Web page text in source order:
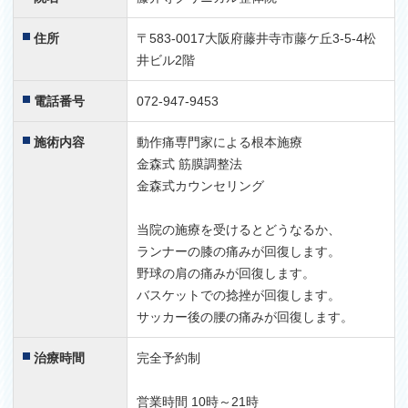
藁をもすがる思いで治療してもらうと、あれよあれよと動
きがよくなっていきました。
ソフトボールも続けていいと言われ安心しました。
ことを任せれました。
これからも世話になろうと思います。
2016.04.16
住所
〒583-0017大阪府藤井寺市藤ケ丘3-5-4松
井ビル2階
電話番号 072-947-9453
施術内容
動作痛専門家による根本施療
金森式 筋膜調整法
金森式カウンセリング
当院の施療を受けるとどうなるか、
ランナーの膝の痛みが回復します。
野球の肩の痛みが回復します。
バスケットでの捻挫が回復します。
サッカー後の腰の痛みが回復します。
治療時間 完全予約制
営業時間 10時～21時